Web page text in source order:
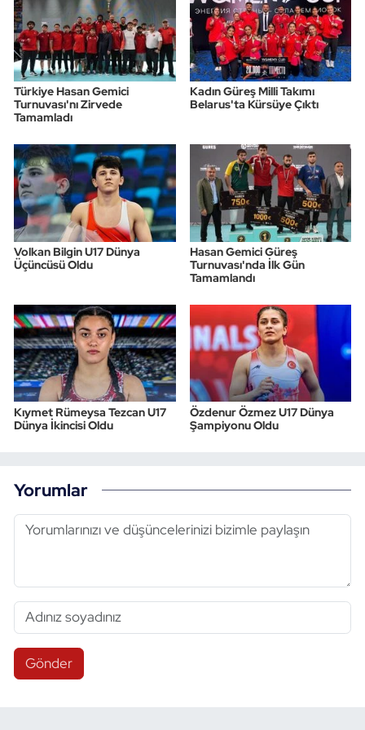
Türkiye Hasan Gemici
Turnuvası'nı Zirvede
Tamamladı
Kadın Güreş Milli Takımı
Belarus'ta Kürsüye Çıktı
Volkan Bilgin U17 Dünya
Üçüncüsü Oldu
Hasan Gemici Güreş
Turnuvası'nda İlk Gün
Tamamlandı
Kıymet Rümeysa Tezcan U17
Dünya İkincisi Oldu
Özdenur Özmez U17 Dünya
Şampiyonu Oldu
Yorumlar
Gönder